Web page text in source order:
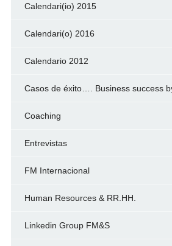
Calendari(io) 2015
Calendari(o) 2016
Calendario 2012
Casos de éxito…. Business success
Coaching
Entrevistas
FM Internacional
Human Resources & RR.HH.
Linkedin Group FM&S